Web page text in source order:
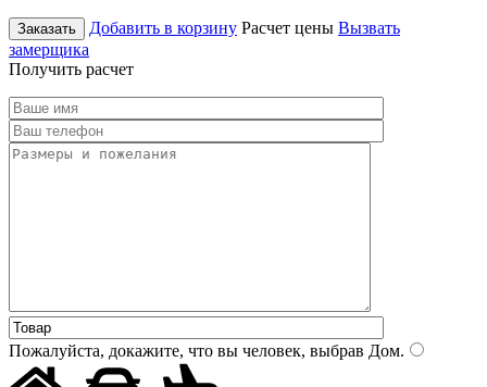
Заказать Добавить в корзину Расчет цены Вызвать
замерщика
Получить расчет
Пожалуйста, докажите, что вы человек, выбрав Дом.